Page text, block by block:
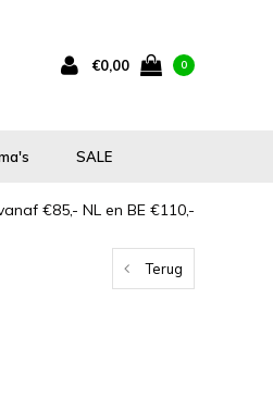
€0,00 0
SALE
€85,- NL en BE €110,-
Terug